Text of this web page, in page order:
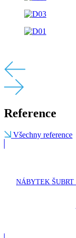
Reference
Všechny reference
NÁBYTEK ŠUBRT